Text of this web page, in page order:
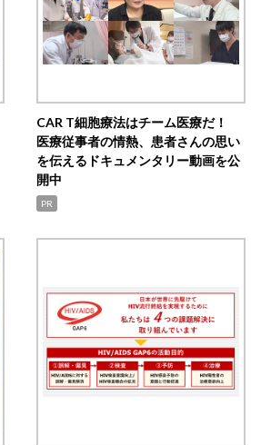
CAR T細胞療法はチーム医療だ！
医療従事者の情熱、患者さんの思い
を伝えるドキュメンタリー動画を公
開中
PR